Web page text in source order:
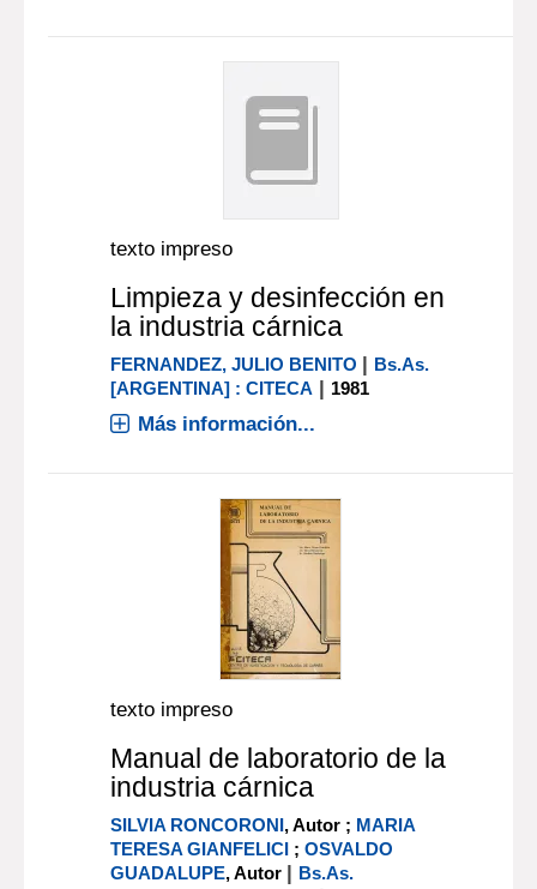
texto impreso
Limpieza y desinfección en
la industria cárnica
FERNANDEZ, JULIO BENITO | Bs.As.
[ARGENTINA] : CITECA | 1981
Más información...
texto impreso
Manual de laboratorio de la
industria cárnica
SILVIA RONCORONI, Autor ; MARIA
TERESA GIANFELICI ;OSVALDO
GUADALUPE, Autor | Bs.As.